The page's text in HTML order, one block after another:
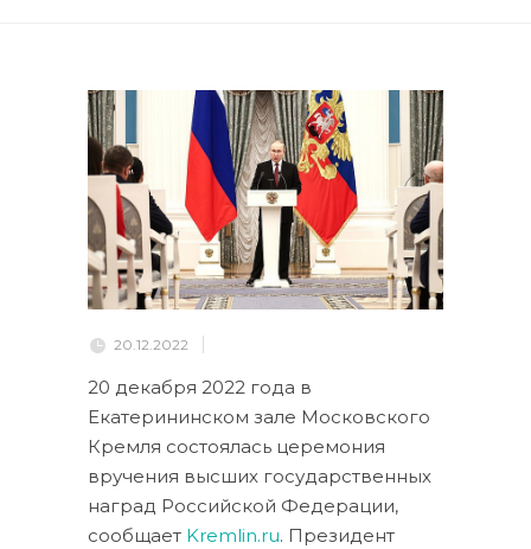
20.12.2022
20 декабря 2022 года в
Екатерининском зале Московского
Кремля состоялась церемония
вручения высших государственных
наград Российской Федерации,
сообщает Kremlin.ru. Президент